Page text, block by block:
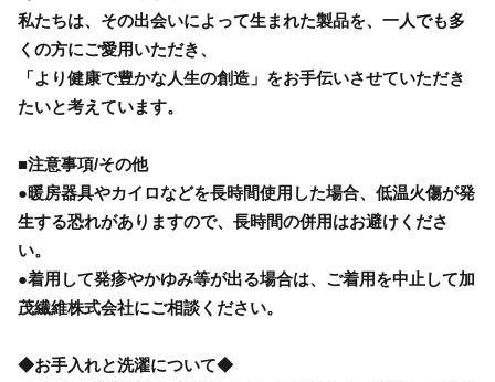
私たちは、その出会いによって生まれた製品を、一人でも多
くの方にご愛用いただき、
「より健康で豊かな人生の創造」をお手伝いさせていただき
たいと考えています。
■注意事項/その他
●暖房器具やカイロなどを長時間使用した場合、低温火傷が発
生する恐れがありますので、長時間の併用はお避けくださ
い。
●着用して発疹やかゆみ等が出る場合は、ご着用を中止して加
茂繊維株式会社にご相談ください。
◆お手入れと洗濯について◆